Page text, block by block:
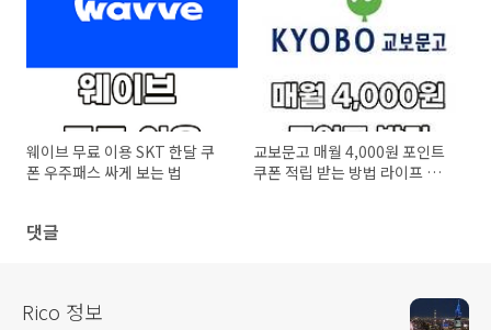
웨이브 무료 이용 SKT 한달 쿠
폰 우주패스 싸게 보는 법
교보문고 매월 4,000원 포인트
쿠폰 적립 받는 방법 라이프 플
댓글
Rico 정보